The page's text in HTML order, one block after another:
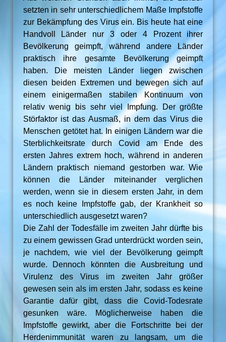
setzten in sehr unterschiedlichem Maße Impfstoffe
zur Bekämpfung des Virus ein. Bis heute hat eine
Handvoll Länder nur 3 oder 4 Prozent ihrer
Bevölkerung geimpft, während andere Länder
praktisch ihre gesamte Bevölkerung geimpft
haben. Die meisten Länder liegen zwischen
diesen beiden Extremen und bewegen sich auf
einem einigermaßen stabilen Kontinuum von
relativ wenig bis sehr viel Impfung. Der größte
Störfaktor ist das Ausmaß, in dem das Virus die
Menschen getötet hat. In einigen Ländern war die
Sterblichkeitsrate durch Covid am Ende des
ersten Jahres extrem hoch, während in anderen
Ländern praktisch niemand gestorben war. Wie
können die Länder miteinander verglichen
werden, wenn sie in diesem ersten Jahr, in dem
es noch keine Impfstoffe gab, der Krankheit so
unterschiedlich ausgesetzt waren?
Die Zahl der Todesfälle im zweiten Jahr dürfte bis
zu einem gewissen Grad unterdrückt worden sein,
je nachdem, wie viel der Bevölkerung geimpft
wurde. Dennoch könnten die Ausbreitung und
Virulenz des Virus im zweiten Jahr größer
gewesen sein als im ersten Jahr, sodass es keine
Garantie dafür gibt, dass die Covid-Todesrate
gesunken wäre. Möglicherweise haben die
Impfstoffe gewirkt, aber die Fortschritte bei der
Herdenimmunität waren zu langsam, um die